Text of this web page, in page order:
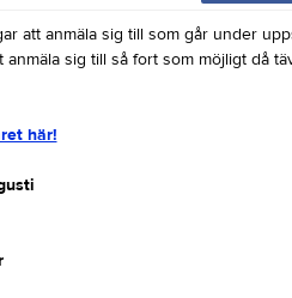
att anmäla sig till som går under
sig till så fort som möjligt då
här!